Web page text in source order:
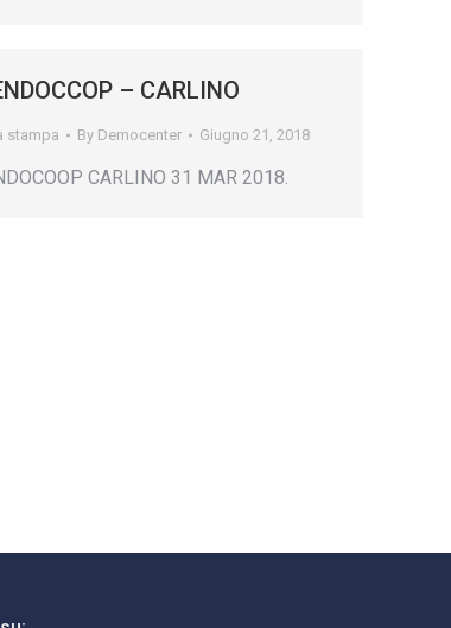
– CARLINO
stampa By Democenter Giugno 21, 2018
CARLINO 31 MAR 2018.